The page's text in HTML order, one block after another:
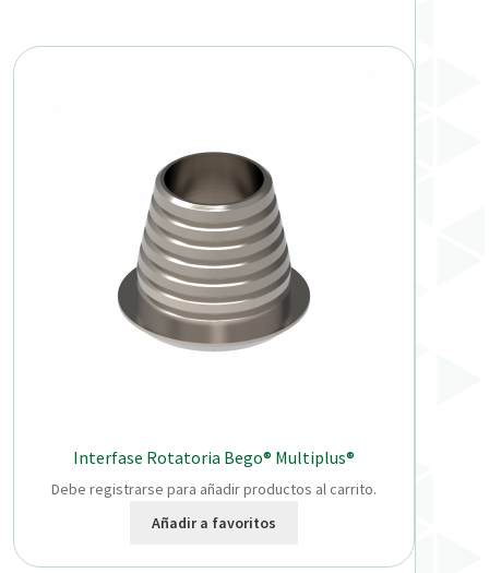
Interfase Rotatoria Bego® Multiplus®
Debe registrarse para añadir productos al carrito.
Añadir a favoritos